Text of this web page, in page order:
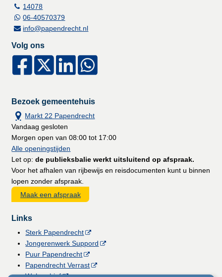
14078
06-40570379
info@papendrecht.nl
Volg ons
Bezoek gemeentehuis
Markt 22 Papendrecht
Vandaag gesloten
Morgen open van 08:00 tot 17:00
Alle openingstijden
Let op:de publieksbalie werkt uitsluitend op afspraak.
Voor het afhalen van rijbewijs en reisdocumenten kunt u binnen
lopen zonder afspraak.
Maak een afspraak
Links
Sterk Papendrecht
Jongerenwerk Suppord
Puur Papendrecht
Papendrecht Verrast